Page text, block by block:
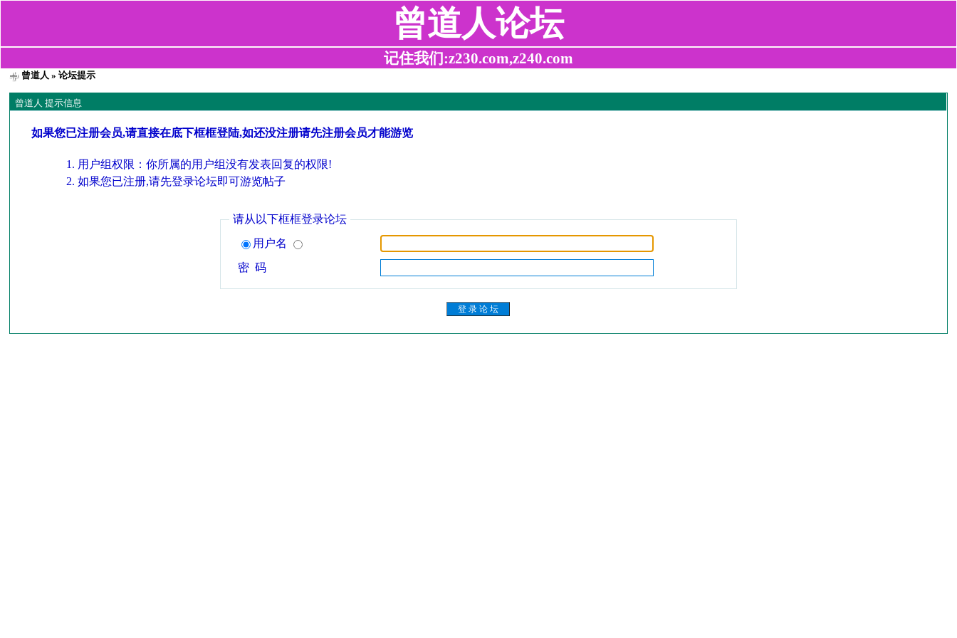
曾道人论坛
记住我们:z230.com,z240.com
曾道人 » 论坛提示
曾道人 提示信息
如果您已注册会员,请直接在底下框框登陆,如还没注册请先注册会员才能游览
用户组权限：你所属的用户组没有发表回复的权限!
如果您已注册,请先登录论坛即可游览帖子
请从以下框框登录论坛
用户名
密 码